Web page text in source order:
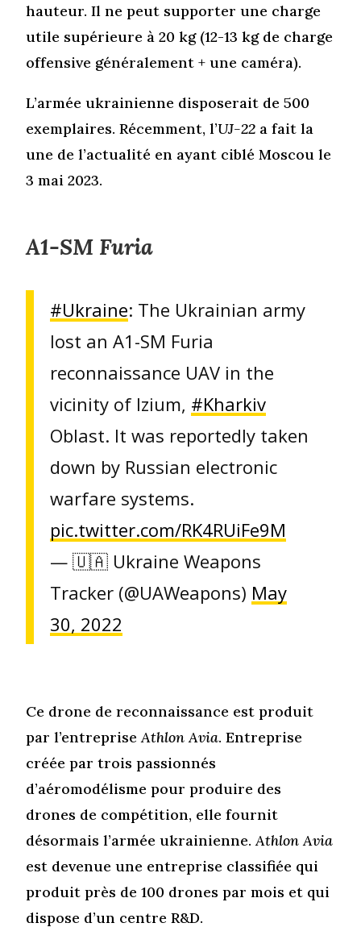
hauteur. Il ne peut supporter une charge
utile supérieure à 20 kg (12-13 kg de charge
offensive généralement + une caméra).
L’armée ukrainienne disposerait de 500
exemplaires. Récemment, l’UJ-22 a fait la
une de l’actualité en ayant ciblé Moscou le
3 mai 2023.
A1-SM Furia
#Ukraine: The Ukrainian army
lost an A1-SM Furia
reconnaissance UAV in the
vicinity of Izium, #Kharkiv
Oblast. It was reportedly taken
down by Russian electronic
warfare systems.
pic.twitter.com/RK4RUiFe9M
— 🇺🇦 Ukraine Weapons
Tracker (@UAWeapons) May
30, 2022
Ce drone de reconnaissance est produit
par l’entrepriseAthlon Avia. Entreprise
créée par trois passionnés
d’aéromodélisme pour produire des
drones de compétition, elle fournit
désormais l’armée ukrainienne.Athlon Avia
est devenue une entreprise classifiée qui
produit près de 100 drones par mois et qui
dispose d’un centre R&D.